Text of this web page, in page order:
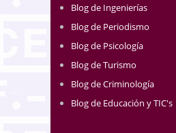
Blog de Ingenierías
Blog de Periodismo
Blog de Psicología
Blog de Turismo
Blog de Criminología
Blog de Educación y TIC's